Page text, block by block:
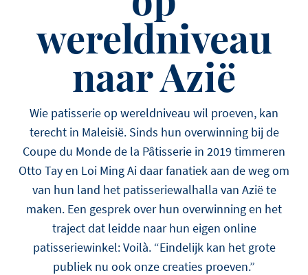
wereldniveau
naar Azië
Wie patisserie op wereldniveau wil proeven, kan
terecht in Maleisië. Sinds hun overwinning bij de
Coupe du Monde de la Pâtisserie in 2019 timmeren
Otto Tay en Loi Ming Ai daar fanatiek aan de weg om
van hun land het patisseriewalhalla van Azië te
maken. Een gesprek over hun overwinning en het
traject dat leidde naar hun eigen online
patisseriewinkel: Voilà. “Eindelijk kan het grote
publiek nu ook onze creaties proeven.”